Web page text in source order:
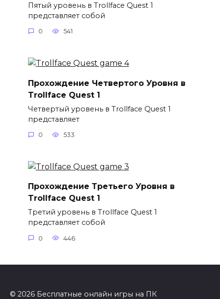
Пятый уровень в Trollface Quest 1
представляет собой
0 541
Прохождение Четвертого Уровня в
Trollface Quest 1
Четвертый уровень в Trollface Quest 1
представляет
0 533
Прохождение Третьего Уровня в
Trollface Quest 1
Третий уровень в Trollface Quest 1
представляет собой
0 446
© 2026 Бесплатные онлайн игры на ПК